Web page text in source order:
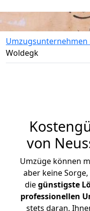
Umzugsunternehmen
Woldegk
von
Umzüge können
aber keine
diegünstigste
professionellen
stets daran,